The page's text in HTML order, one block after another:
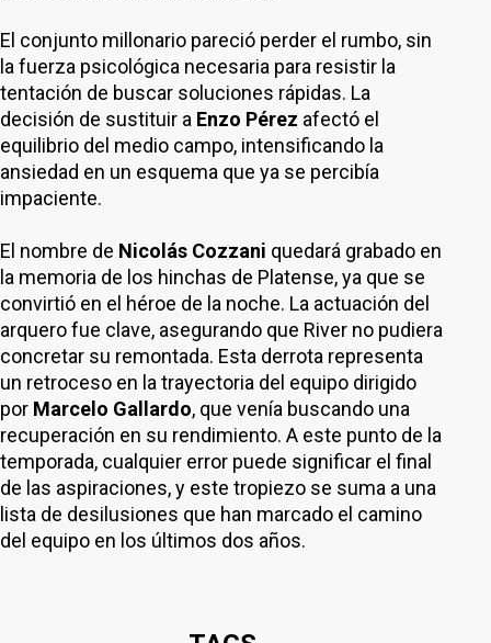
El conjunto millonario pareció perder el rumbo, sin
la fuerza psicológica necesaria para resistir la
tentación de buscar soluciones rápidas. La
decisión de sustituir a Enzo Pérez afectó el
equilibrio del medio campo, intensificando la
ansiedad en un esquema que ya se percibía
impaciente.
El nombre de Nicolás Cozzani quedará grabado en
la memoria de los hinchas de Platense, ya que se
convirtió en el héroe de la noche. La actuación del
arquero fue clave, asegurando que River no pudiera
concretar su remontada. Esta derrota representa
un retroceso en la trayectoria del equipo dirigido
por Marcelo Gallardo, que venía buscando una
recuperación en su rendimiento. A este punto de la
temporada, cualquier error puede significar el final
de las aspiraciones, y este tropiezo se suma a una
lista de desilusiones que han marcado el camino
del equipo en los últimos dos años.